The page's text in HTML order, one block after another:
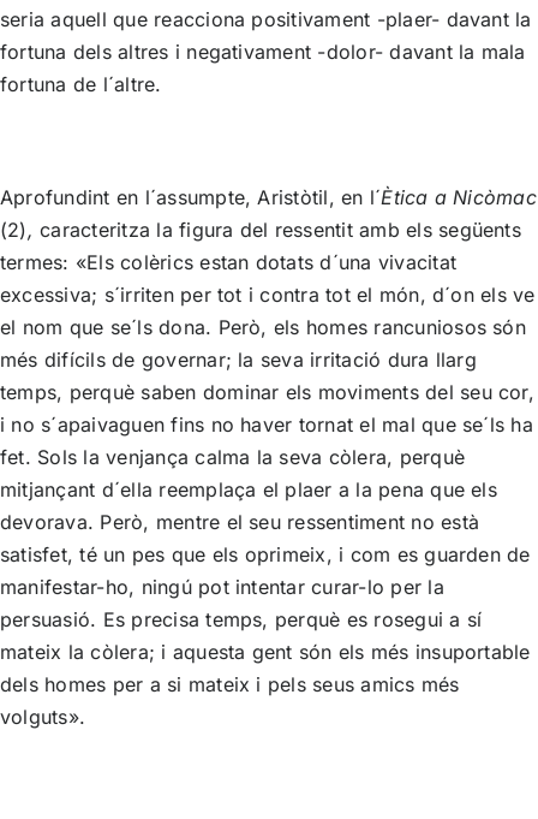
seria aquell que reacciona positivament -plaer- davant la
fortuna dels altres i negativament -dolor- davant la mala
fortuna de l´altre.
Aprofundint en l´assumpte, Aristòtil, en l´Ètica a Nicòmac
(2), caracteritza la figura del ressentit amb els següents
termes: «Els colèrics estan dotats d´una vivacitat
excessiva; s´irriten per tot i contra tot el món, d´on els ve
el nom que se´ls dona. Però, els homes rancuniosos són
més difícils de governar; la seva irritació dura llarg
temps, perquè saben dominar els moviments del seu cor,
i no s´apaivaguen fins no haver tornat el mal que se´ls ha
fet. Sols la venjança calma la seva còlera, perquè
mitjançant d´ella reemplaça el plaer a la pena que els
devorava. Però, mentre el seu ressentiment no està
satisfet, té un pes que els oprimeix, i com es guarden de
manifestar-ho, ningú pot intentar curar-lo per la
persuasió. Es precisa temps, perquè es rosegui a sí
mateix la còlera; i aquesta gent són els més insuportable
dels homes per a si mateix i pels seus amics més
volguts».